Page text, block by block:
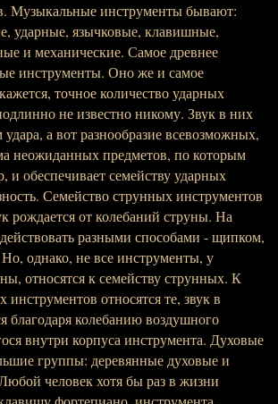
Музыкальные инструменты бывают:
ударные, язычковые, клавишные,
и механические. Самое древнее
инструменты. Оно же и самое
точное количество ударных
не известно никому. Звук в них
удара, а вот разнообразие всевозможных,
неожиданных предметов, по которым
и обеспечивает семейству ударных
Семейство струнных инструментов
рождается от колебаний струны. На
разными способами - щипком,
однако, не все инструменты, у
относятся к семейству струнных. К
инструментов относятся те, звук в
благодаря колебанию воздушного
внутри корпуса инструмента. Духовые
группы: деревянные духовые и
человек хотя бы раз в жизни